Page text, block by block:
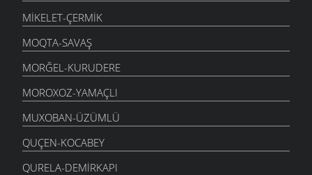
MIKELET-ÇERMIK
MOQTA-SAVAŞ
MORĞEL-KURUDERE
MOROXOZ-YAMAÇLI
MUXOBAN-ÜZÜMLÜ
QUÇEN-KOCABEY
QURELA-DEMIRKAPI